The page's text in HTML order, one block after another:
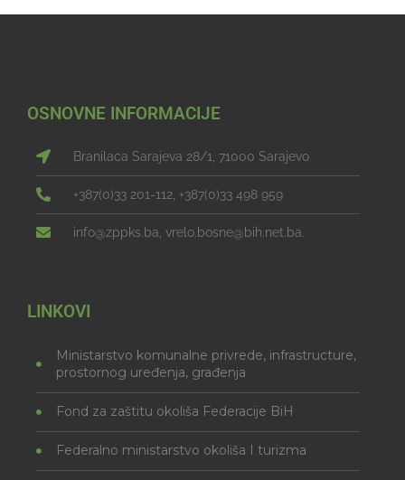
OSNOVNE INFORMACIJE
Branilaca Sarajeva 28/1, 71000 Sarajevo
+387(0)33 201-112, +387(0)33 498 959
info@zppks.ba, vrelo.bosne@bih.net.ba.
LINKOVI
Ministarstvo komunalne privrede, infrastructure,
prostornog uređenja, građenja
Fond za zaštitu okoliša Federacije BiH
Federalno ministarstvo okoliša I turizma